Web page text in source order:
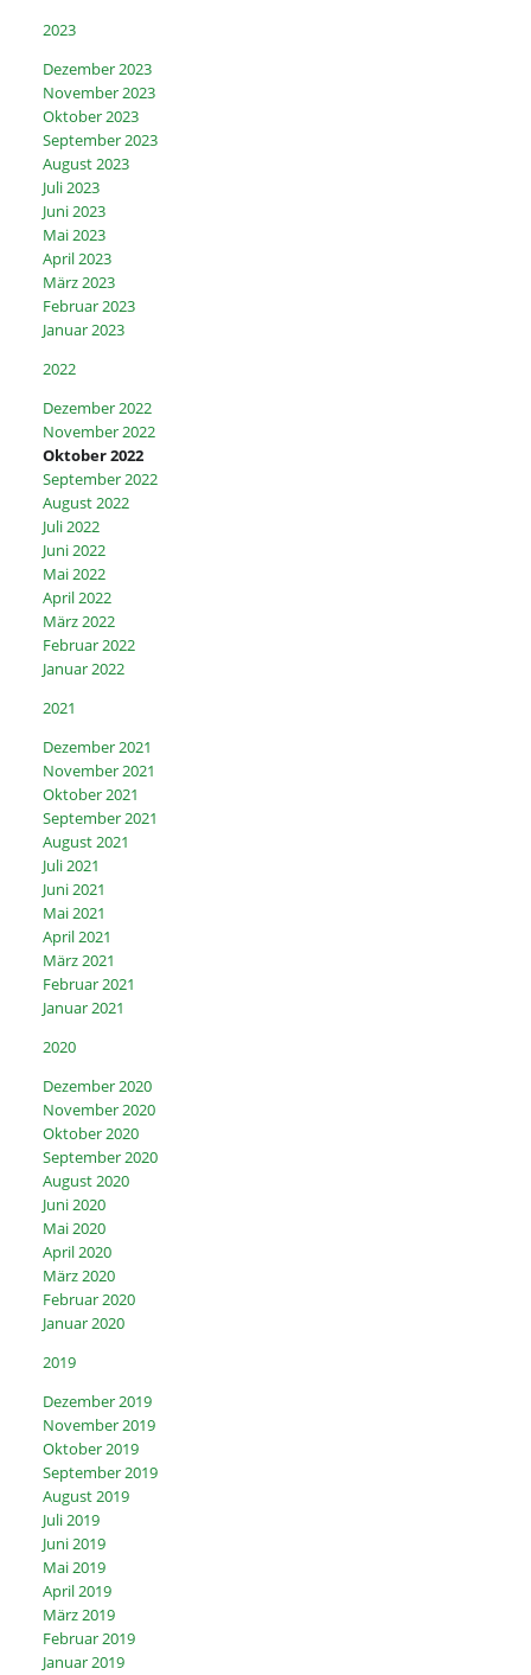
2023
Dezember 2023
November 2023
Oktober 2023
September 2023
August 2023
Juli 2023
Juni 2023
Mai 2023
April 2023
März 2023
Februar 2023
Januar 2023
2022
Dezember 2022
November 2022
Oktober 2022
September 2022
August 2022
Juli 2022
Juni 2022
Mai 2022
April 2022
März 2022
Februar 2022
Januar 2022
2021
Dezember 2021
November 2021
Oktober 2021
September 2021
August 2021
Juli 2021
Juni 2021
Mai 2021
April 2021
März 2021
Februar 2021
Januar 2021
2020
Dezember 2020
November 2020
Oktober 2020
September 2020
August 2020
Juni 2020
Mai 2020
April 2020
März 2020
Februar 2020
Januar 2020
2019
Dezember 2019
November 2019
Oktober 2019
September 2019
August 2019
Juli 2019
Juni 2019
Mai 2019
April 2019
März 2019
Februar 2019
Januar 2019